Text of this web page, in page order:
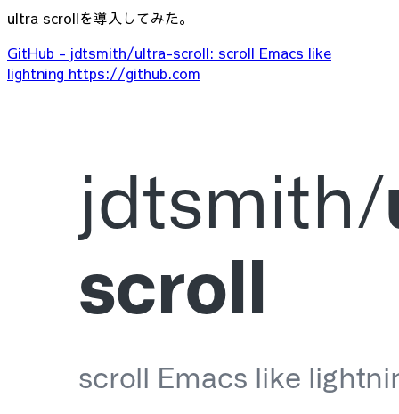
ultra scrollを導入してみた。
GitHub - jdtsmith/ultra-scroll: scroll Emacs like
lightning https://github.com